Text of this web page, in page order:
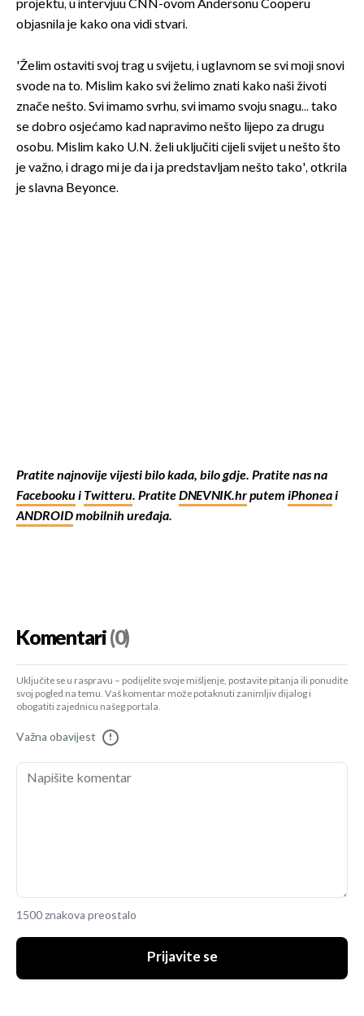
projektu, u intervjuu CNN-ovom Andersonu Cooperu
objasnila je kako ona vidi stvari.
'Želim ostaviti svoj trag u svijetu, i uglavnom se svi moji snovi
svode na to. Mislim kako svi želimo znati kako naši životi
znače nešto. Svi imamo svrhu, svi imamo svoju snagu... tako
se dobro osjećamo kad napravimo nešto lijepo za drugu
osobu. Mislim kako U.N. želi uključiti cijeli svijet u nešto što
je važno, i drago mi je da i ja predstavljam nešto tako', otkrila
je slavna Beyonce.
Pratite najnovije vijesti bilo kada, bilo gdje. Pratite nas na
Facebookui Twitteru. PratiteDNEVNIK.hrputem iPhoneai
ANDROIDmobilnih uređaja.
Komentari(0)
Uključite se u raspravu – podijelite svoje mišljenje, postavite pitanja ili ponudite
svoj pogled na temu. Vaš komentar može potaknuti zanimljiv dijalog i
obogatiti zajednicu našeg portala.
Važna obavijest !
1500 znakova preostalo
Prijavite se